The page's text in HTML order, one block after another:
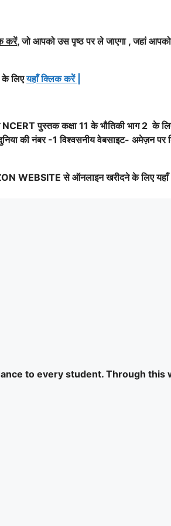
करें, जो आपको उस पृष्ठ पर ले जाएगा , जहां आपको
के लिएयहाँ क्लिक करेें|
पुस्तक कक्षा 11 के भौतिकी भाग 2 के
की नंबर -1 विश्वसनीय वेबसाइट- अमेज़न पर
WEBSITE से ऑनलाइन खरीदने के लिए यहाँ
to every student. Through